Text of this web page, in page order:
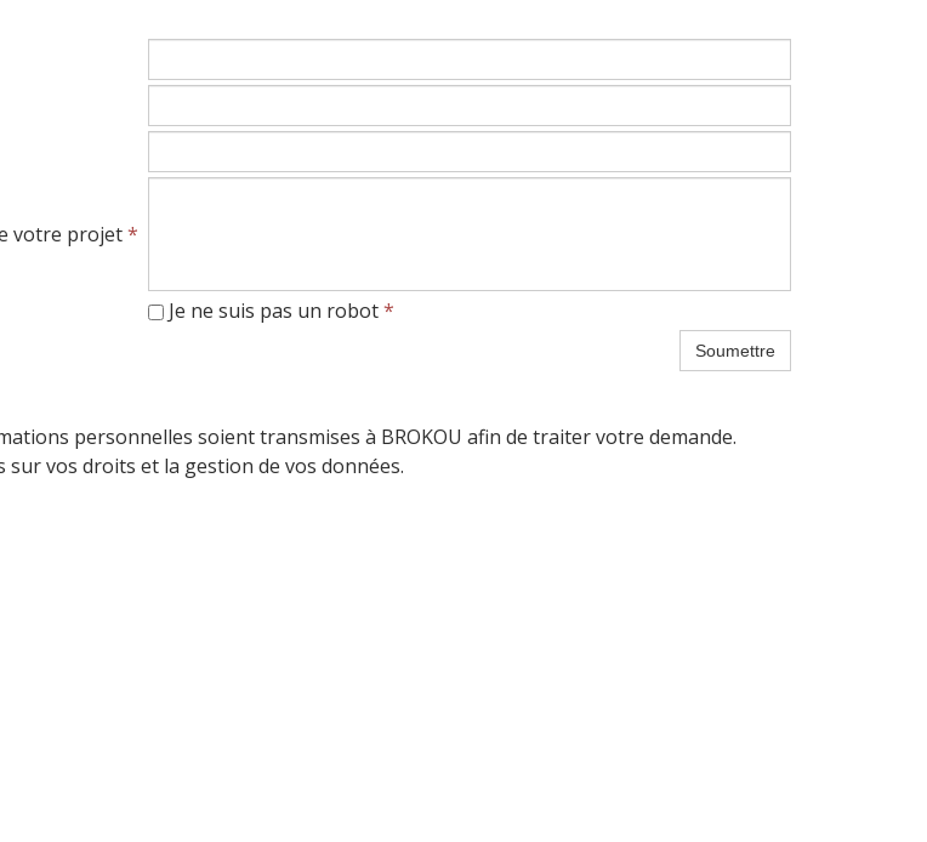
votre projet*
Je ne suis pas un robot*
Soumettre
personnelles soient transmises à BROKOU afin de traiter votre demande.
vos droits et la gestion de vos données.